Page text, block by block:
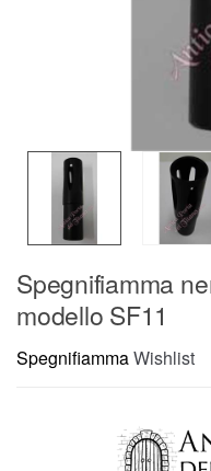
Spegnifiamma
modello SF11
SpegnifiammaWishlist